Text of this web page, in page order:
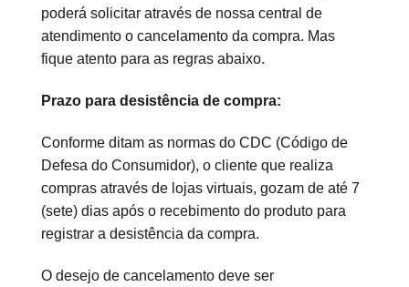
poderá solicitar através de nossa central de
atendimento o cancelamento da compra. Mas
fique atento para as regras abaixo.
Prazo para desistência de compra:
Conforme ditam as normas do CDC (Código de
Defesa do Consumidor), o cliente que realiza
compras através de lojas virtuais, gozam de até 7
(sete) dias após o recebimento do produto para
registrar a desistência da compra.
O desejo de cancelamento deve ser